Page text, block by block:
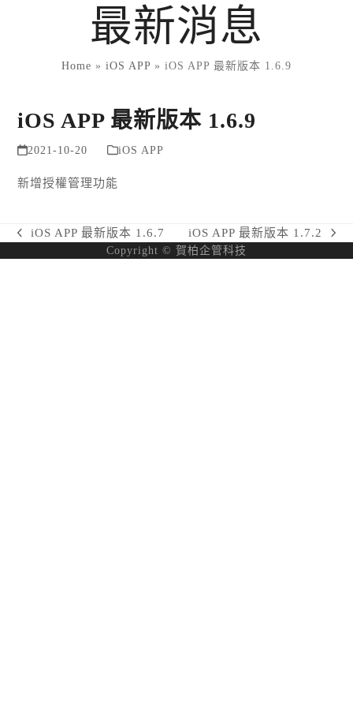
最新消息
Home » iOS APP » iOS APP 最新版本 1.6.9
iOS APP 最新版本 1.6.9
2021-10-20 iOS APP
新增授權管理功能
previous
post:
iOS APP 最新版本 1.6.7
next
post:
iOS APP 最新版本 1.7.2
Copyright © 賀柏企管科技